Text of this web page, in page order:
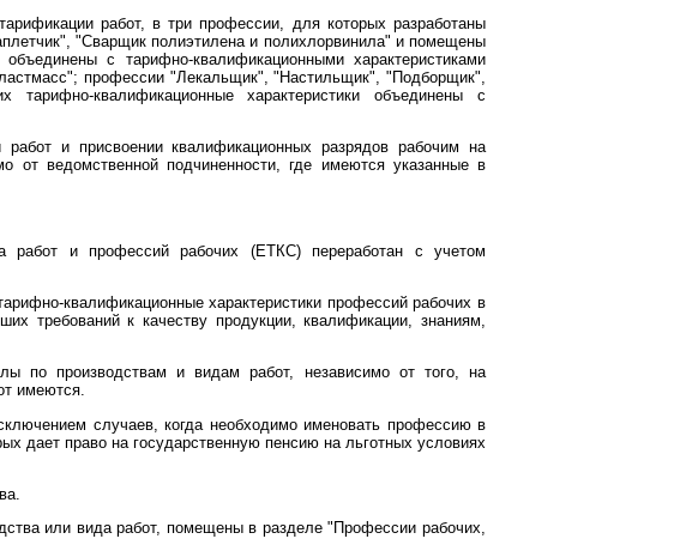
работ, в три профессии, для которых разработаны
"Сварщик полиэтилена и полихлорвинила" и помещены
с тарифно-квалификационными характеристиками
профессии "Лекальщик", "Настильщик", "Подборщик",
квалификационные характеристики объединены с
работ и присвоении квалификационных разрядов рабочим на
от ведомственной подчиненности, где имеются указанные в
работ и профессий рабочих (ЕТКС) переработан с учетом
квалификационные характеристики профессий рабочих в
требований к качеству продукции, квалификации, знаниям,
по производствам и видам работ, независимо от того, на
имеются.
случаев, когда необходимо именовать профессию в
дает право на государственную пенсию на льготных условиях
или вида работ, помещены в разделе "Профессии рабочих,